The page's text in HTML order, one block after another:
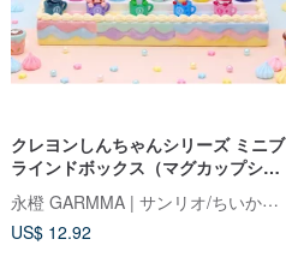
クレヨンしんちゃんシリーズ ミニブ
ラインドボックス（マグカップシリ
ーズ）小箱（全 2 種）
永橙 GARMMA | サンリオ/ちいかわ/もふさんど/クレヨンしんちゃん 台湾正規ストア
US$ 12.92